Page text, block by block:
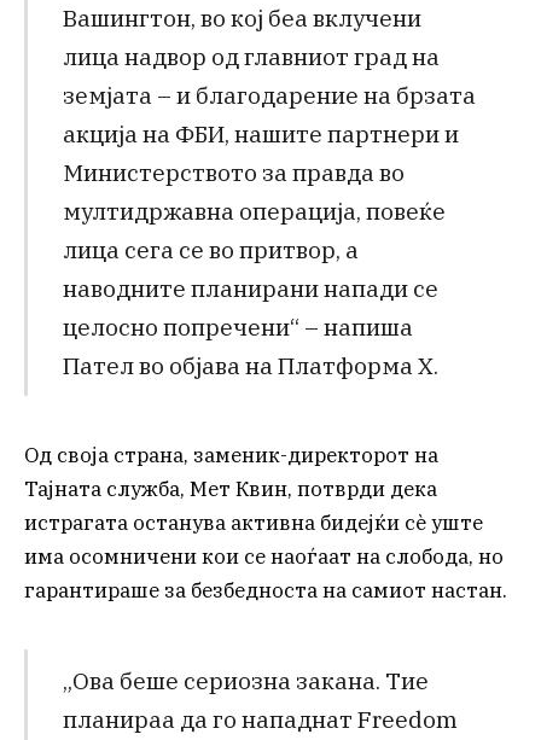
Вашингтон, во кој беа вклучени
лица надвор од главниот град на
земјата – и благодарение на брзата
акција на ФБИ, нашите партнери и
Министерството за правда во
мултидржавна операција, повеќе
лица сега се во притвор, а
наводните планирани напади се
целосно попречени“ – напиша
Пател во објава на Платформа X.
Од своја страна, заменик-директорот на
Тајната служба, Мет Квин, потврди дека
истрагата останува активна бидејќи сè уште
има осомничени кои се наоѓаат на слобода, но
гарантираше за безбедноста на самиот настан.
„Ова беше сериозна закана. Тие
планираа да го нападнат Freedom